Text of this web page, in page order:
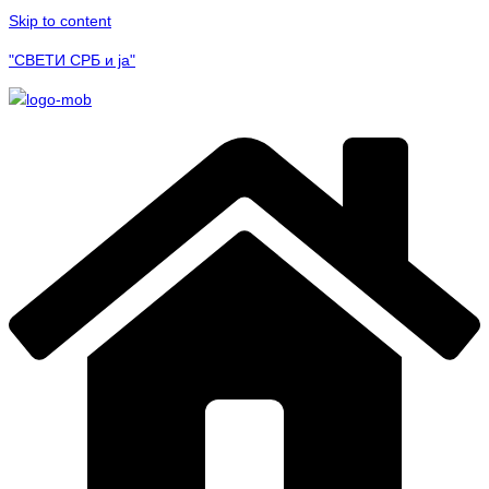
Skip to content
"СВЕТИ СРБ и ја"